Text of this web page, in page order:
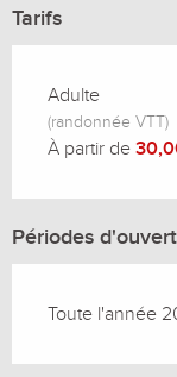
Tarifs
Adulte
(randonnée VTT)
À partir de
Périodes
Toute l'année